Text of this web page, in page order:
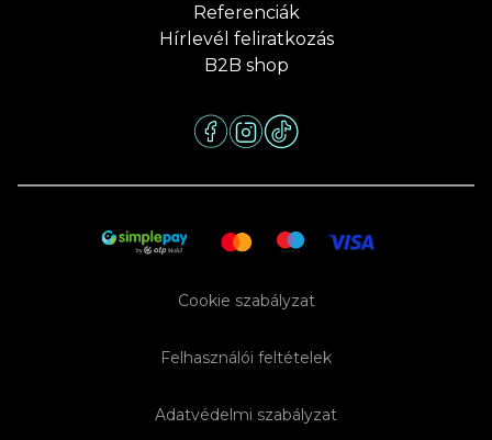
Referenciák
Hírlevél feliratkozás
B2B shop
Adatvédelmi szabályzat
Felhasználói feltételek
Cookie szabályzat